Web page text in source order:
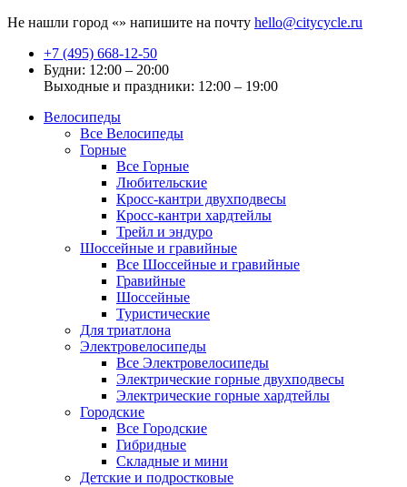
Не нашли город «» напишите на почту hello@citycycle.ru
+7 (495) 668-12-50
Будни: 12:00 – 20:00
Выходные и праздники: 12:00 – 19:00
Велосипеды
Все Велосипеды
Горные
Все Горные
Любительские
Кросс-кантри двухподвесы
Кросс-кантри хардтейлы
Трейл и эндуро
Шоссейные и гравийные
Все Шоссейные и гравийные
Гравийные
Шоссейные
Туристические
Для триатлона
Электровелосипеды
Все Электровелосипеды
Электрические горные двухподвесы
Электрические горные хардтейлы
Городские
Все Городские
Гибридные
Складные и мини
Детские и подростковые